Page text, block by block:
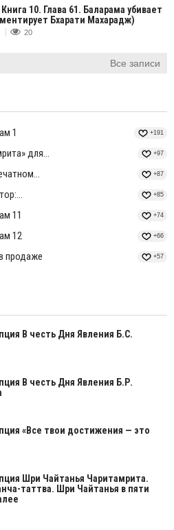
10. Глава 61. Баларама убивает
Бхарати Махарадж)
20
Все записи
1 +191
для... +97
+87
+85
11 +74
12 +66
продаже +57
В честь Дня Явления Б.С.
В честь Дня Явления Б.Р.
«Все твои достижения — это
Шри Чайтанья Чаритамрита.
таттва. Шри Чайтанья в пяти